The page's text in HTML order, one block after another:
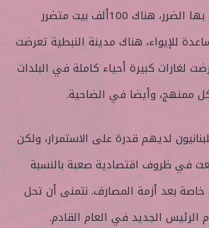
بشكل كامل أو ألحق بها الضرر، هناك 100ألف بيت متضرر
للإيواء، هناك مدينة النبطية تعرضت
لغارات كبيرة أحياء كاملة في البلدات
ممنهج، وأيضا في الضاحية.
لديهم قدرة على الاستمرار، ولكن
في ظروف اقتصادية صعبة بالنسبة
خاصة بعد أزمة المصارف. نتمنى أن تحل
الرئيس الجديد في العام القادم.